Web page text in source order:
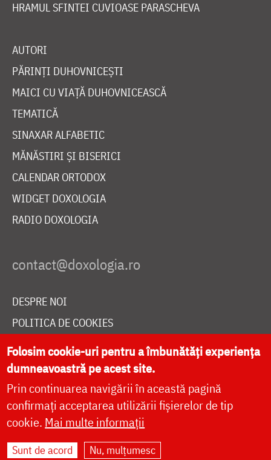
HRAMUL SFINTEI CUVIOASE PARASCHEVA
AUTORI
PĂRINȚI DUHOVNICEȘTI
MAICI CU VIAȚĂ DUHOVNICEASCĂ
TEMATICĂ
SINAXAR ALFABETIC
MĂNĂSTIRI ȘI BISERICI
CALENDAR ORTODOX
WIDGET DOXOLOGIA
RADIO DOXOLOGIA
DESPRE NOI
POLITICA DE COOKIES
DONEAZĂ ONLINE PENTRU CATEDRALA NAȚIONALĂ
LIVE
Site dezvoltat deDOXOLOGIA MEDIA
Folosim cookie-uri pentru a îmbunătăți experiența
dumneavoastră pe acest site.
Prin continuarea navigării în această pagină
confirmați acceptarea utilizării fișierelor de tip
cookie. Mai multe informații
Sunt de acord Nu, mulțumesc